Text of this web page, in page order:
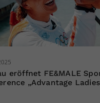
eröffnet FE&MALE
„Advantage